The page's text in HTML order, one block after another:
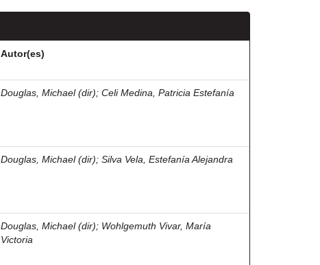
Autor(es)
Douglas, Michael (dir); Celi Medina, Patricia Estefanía
Douglas, Michael (dir); Silva Vela, Estefanía Alejandra
Douglas, Michael (dir); Wohlgemuth Vivar, María
Victoria